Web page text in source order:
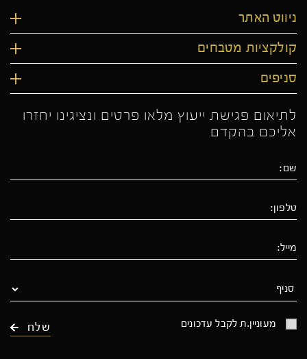
ניווט האתר
קולקציות מטבחים
סניפים
לתיאום פגישת ייעוץ מלאו פרטים ונציגינו יחזרו
אליכם בהקדם
מעוניין.ת לקבל עדכונים